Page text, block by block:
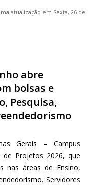
atualização em Sexta, 26 de
abre
bolsas e
Pesquisa,
Gerais – Campus
de Projetos 2026, que
nas áreas de Ensino,
Servidores